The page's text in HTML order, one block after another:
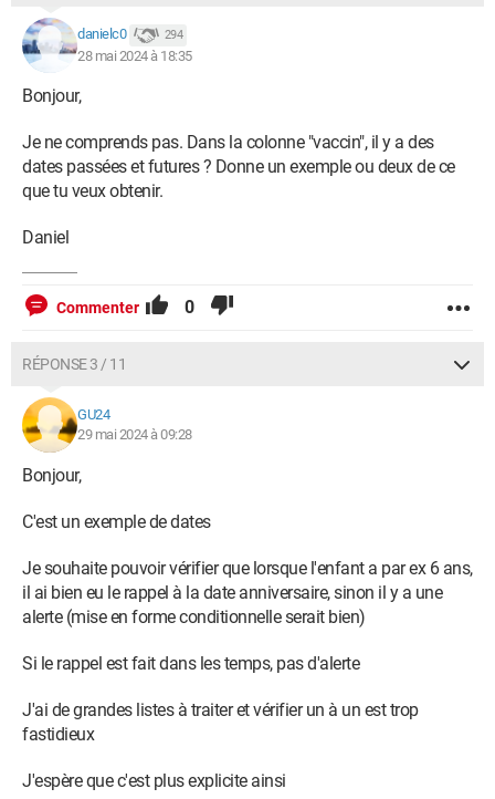
danielc0 294
28 mai 2024 à 18:35
Bonjour,
Je ne comprends pas. Dans la colonne "vaccin", il y a des
dates passées et futures ? Donne un exemple ou deux de ce
que tu veux obtenir.
Daniel
Commenter 0
RÉPONSE 3 / 11
GU24
29 mai 2024 à 09:28
Bonjour,
C'est un exemple de dates
Je souhaite pouvoir vérifier que lorsque l'enfant a par ex 6 ans,
il ai bien eu le rappel à la date anniversaire, sinon il y a une
alerte (mise en forme conditionnelle serait bien)
Si le rappel est fait dans les temps, pas d'alerte
J'ai de grandes listes à traiter et vérifier un à un est trop
fastidieux
J'espère que c'est plus explicite ainsi